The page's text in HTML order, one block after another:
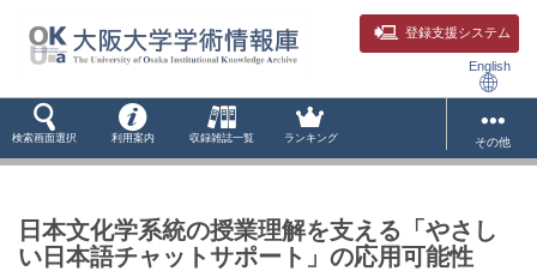
登録支援システム
English
検索画面選択 利用案内 収録雑誌一覧 ランキング その他
日本文化学系統の授業理解を支える「やさし
い日本語チャットサポート」の応用可能性